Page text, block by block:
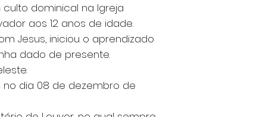
dominical na Igreja
aos 12 anos de idade.
Jesus, iniciou o aprendizado
dado de presente.
no dia 08 de dezembro de